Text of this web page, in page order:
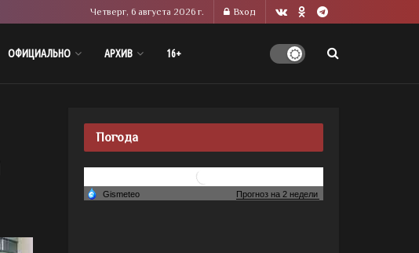
Четверг, 6 августа 2026 г. Вход
ОФИЦИАЛЬНО АРХИВ 16+
Погода